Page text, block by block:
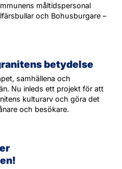
måltidspersonal
och Bohusburgare –
betydelse
samhällena och
Nu inleds ett projekt för att
kulturarv och göra det
och besökare.